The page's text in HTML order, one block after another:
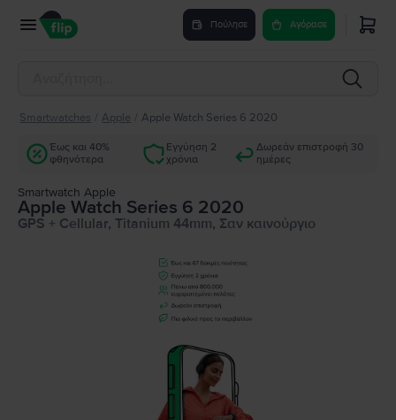
Πούλησε Αγόρασε
Smartwatches Apple Apple Watch Series 6 2020
Έως και 40%
φθηνότερα
Εγγύηση 2
χρόνια
Δωρεάν επιστροφή 30
ημέρες
Smartwatch Apple
Apple Watch Series 6 2020
GPS + Cellular, Titanium 44mm, Σαν καινούργιο